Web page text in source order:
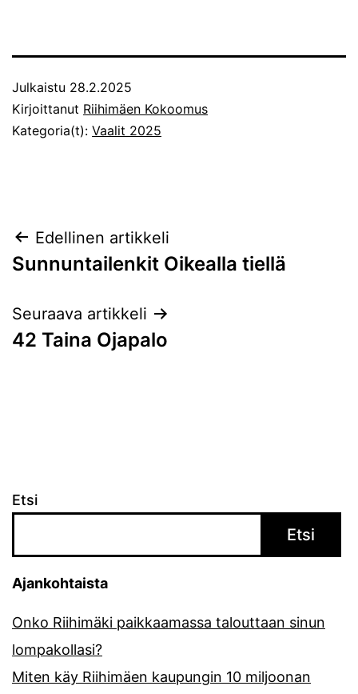
Julkaistu 28.2.2025
Kirjoittanut Riihimäen Kokoomus
Kategoria(t): Vaalit 2025
Artikkelien
selaus
Edellinen artikkeli
Sunnuntailenkit Oikealla tiellä
Seuraava artikkeli
42 Taina Ojapalo
Etsi
Etsi
Ajankohtaista
Onko Riihimäki paikkaamassa talouttaan sinun
lompakollasi?
Miten käy Riihimäen kaupungin 10 miljoonan